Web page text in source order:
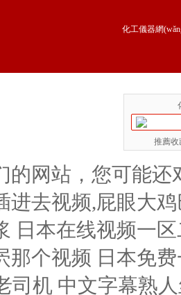
化工儀器網
推薦收
的网站，您可能还
进去视频,屁眼大
日本在线视频一区二区三区 婷婷四房播播 啊～好大～好爽 美女和人妖操屄那个视频 日本免费一区二区三区欧美 久久久亚洲欧洲日产国码aⅴ avhd101 老司机 中文字幕熟人丝袜人妻痴汉 又黄又爽又色的美女视频 国产精品啊啊啊在线观看 玩弄少妇人妻 吃奶摸下的激烈视频 日本美女被男人插插骚逼 国产4k高清电视十大排名 东北最骚的骚屄 色偷偷偷偷爱爱爱爱视频 国产 在线 | 日韩 久久九九精品久久久久婷婷 精品人妻一区二区三区浪潮在线 口国产成人高清在线播放 日本三级黄国产 欧美日韩一区二区三区va 一本一道波多野结衣AV中文 国内精品久久久久久网站 亚洲日本欧美日韩中文字幕 骚逼抠逼啊啊啊 国产 浪潮AV性色四虎 免费看片无码中文字幕网 少妇中文字幕乱码亚洲影视 暗交小拗女一区二区三区 日日摸夜夜做肉肉射人色 欧美美女的鸡巴被操精液 segui88久久综合 营口地区92号汽油价格 操逼舔小穴电影 美女搞鸡鸡视频黄色网站 2021少妇久久久久久久久久 欧美日韩一区二区综合视频 国产精品国产三级国av′ 日本丰满少妇一区二区三区 一区二区不卡av在线播放 免费A级毛片67194 91成人爽a毛片一区二区 欧美精品色一区二区三区 韩国三级网一区二区三区 人人妻人人澡人人爽dvd 全世界女人操B 大鸡吧插小穴的网站免费 嫩草影院网站无码进入。 国产明星视频三级a三级点 69堂成人精品免费视频 黑人强伦姧人妻护士视频 国产,亚洲,欧美色视频 漫画男生舔女生私密部位 日韩一区二区在线免费看 久久伊人色av天堂九九 草屄潮喷的视频 日本大片两个人免费观看 亚洲资源站无码av网址 女人久久久久久久久久久 18禁无遮挡免费视频 国产精品三级小泽玛利亚 推特网红91露出樱桃味 成人无遮挡黄漫漫画免费 91丨国产亚洲丨精品白丝 国产 av 一区二区三区 色欲99精品久久久久久 v11av在线视频成人 国产午夜福利100集发布 午夜激情福利在线免费看 欧美在线一区二区三区电影 欧美xxxx黑人久久久 五月爱婷婷综合AⅤ小说 亚洲国产成人精品激情在线 91亚洲精品国产自在现线 又黄又爽又色的美女视频 美脚人妻连裤袜中文字幕 国产免费看a片好大好爽 久久精品亚洲国产色婷婷 日韩97精品一区二区三区 美女胸又WWW又黄网站 免费污污污网站在线观看 国产成人精品第一区二区 国产日韩欧美精品线路一区 欧美日韩蜜臀精品综合网 一区二区三区国产av电影 日韩美女免费线视频网址 我要看日逼视频黄色网站 高清免费ⅩXX性爱视频 日韩AV第二页 无码一区二区乱孑伦as 成年人免费视频一区二区 国产精品久久久免费蜜桃 免费无码一区二区三区蜜桃大 丰满熟女一区二区三区91 国产肉体xxxx裸体137大胆 久在线中文乱码免费视频 国产乱子伦农村xxxx 亚洲一区二区AV在线观看 女女女女女女毛橾橾逼逼 国产卡一卡二卡三卡欧美 国产综合一区二区三区久久 色欲av无码一区二区三区 日韩欧美在线精品一区二区 亚洲乱码中文字幕一区l 快点插我宝宝爽死了视频 成人啊嗯嗯视频 中文精品久久久久国产不卡 午夜精品久久久内射近拍高清 欧美最猛性xxx亚洲精品 久久毛片免费看一区二区 日本 人妻 三级 在线 玩具酱透明黑色旗袍自慰 日韩精品中文字幕你懂的 欧美精品性视频在线观看 日韩精品亚洲专区在线电影 H高潮娇喘抽搐喷水网站 久久99国产精品久久99 国外网站大全 夜夜穞天天穞狠狠穞AV 91美女啪啪视频免费看 国产蜜臀精品久久久网站 暖暖视频免费观看最新期 白嫩的麻麻下面好紧 亚洲国产综合无码一区 成a片无码免费播放 日韩a无码av一区二区三区 久久99国产精品久久99 国产精品视频边 亚洲A级成人片在线观看 美女被大狼狗操喷水视频 亚洲色成人网站www永久四虎 国产一级婬乱AV片免费 国产精品日本一区二区在线播放 97超pen公开视频18 老色鬼精品视频在线观看 美女裸身被操逼 丰满人妻被快递员侵犯的电影 石原莉奈日韩一区二区三区 99热这里只有是精品10 日本打屁股调教免费网站 亚洲xxxxxxxxx^ 成人免费视频无码播放器 久久99国产精品久久99 欧美日韩国产一区在线看 日产乱码一二三区别免费 天堂天堂亚洲资源最新版 被公多次侵犯致怀孕中文 男女真人色视频 日本高清在线一区二区视频 真人无码作爱免费视频, 天天摸夜夜添高潮出水 高清色www日本午夜色视频 大鸡巴干少了XXXXX 大尺度激烈床震视频大全 久久免费看少妇a级黄片 日韩无码激情电影A91 人妻加勒比系列无码专区 日韩人无码久久精品人妻 日本久草三级片 大鸡巴日大鸡巴 成人免费看片视频色多多 剃毛调教性奴468影视 非洲超级大黑吊高清日逼 级毛片内射视频 日本乱妇乱熟乱妇乱色a片 日逼的黄色用大鸡巴累了 日韩美女精品只有这里有 成人黄网站免费观看久久 亚洲爽爽一区二区久久久 yy6080私人影院午夜无码 97久久精品人人澡人人爽 女生小穴一线天 久久久久波多野结衣高潮 国产成人综合欧美精品久久 高清免费ⅩXX性爱视频 99r精品视频这里免费 啊啊啊操我在线观看免费 日本亚洲欧美一区二区视频 欧美人与牲禽动交精品三级 精品国精品围产在久国产 大香大香伊人在钱线久久 日本最新免费二区三区四区 啊啊啊操我逼逼好爽视频 黄喷水美女网站在线观看 熟妇喜粗鸡巴插骚逼视频 国产成人精品日本亚1 极品美女包臀裙自慰喷水 2020久久国产精品爱 久久夜精品综合激情与五月 欧美亚洲国产精品有字幕 日韩av在线播放中文字幕 插美女老师阴道在线马同 亚洲日本精品一区久久精品 国产美女视频免费看网站 亲，舔，抽，插免费网站 6080yyy午夜理论片中无码 高清国产美女a一级毛片 在线观看免费高清AⅤ片 男人把女人桶爽30分钟 国产成人高清精品免费 五月天欧美激情免费观看 性色av无码无在线观看 老汉色首页a∨亚洲图片 人人妻人人藻人人爽欧美一 97人人澡人人爽人人模 成人3d动漫一区二区三区 亚洲AV无码专区在线亚 caoporen超碰在线 五月天婷婷在线观看高清 暴操小骚逼视频 性培育学校羞耻椅子调教h文 精品一区二区三区av蜜桃 99久久国产综合精品二区 给我来个操逼的片儿看看 国产午夜成人无码免费看 精品一区二区三区长筒靴 免费看撕开内衣揉吮奶头 爱情岛论坛亚洲永久自拍 下一篇久久久久久18p 精品无av人妻受辱系列 中高熟无码一区二区三区 色偷偷影音先锋男人av 看肏屄毛片网站免费观看 大鸡巴插入小穴狂操视频 东北男人操女人肛门视频 久久久久农村少妇特毛片 蜜臀一区二区久在线播放 中国女人和老外的毛片 短裙公车被直接进入被c 日本一级特黄大片做受图片 国产成人av在线你懂的 操中年妇女的黑毛绒绒逼 日美女pp阴道出水视频 精品+无码 免费 国产 美腿丝袜视频 狠狠干天天婷婷婷婷婷婷 熟女乱中文字幕熟女熟妇 最新影片內容视频网站！ 日本熟妇色视频一区二区 狠狠人妻久久久久久久成人 亚洲精品一区二区高清在线 夜夜艹天天艹日日夜夜艹 欧美牲交a欧美牲交aⅴ 午夜不卡av免费 欲香欲色天天天综合和网 男人的天堂日韩欧美亚洲 国产精品久久久久久av 两美女用大假阴茎肏屄玩 屄 大鸡巴 黑屌 淫水 亚洲第一AV男性免费看 国产精品热久久高潮AV 五月婷婷六月丁香综合